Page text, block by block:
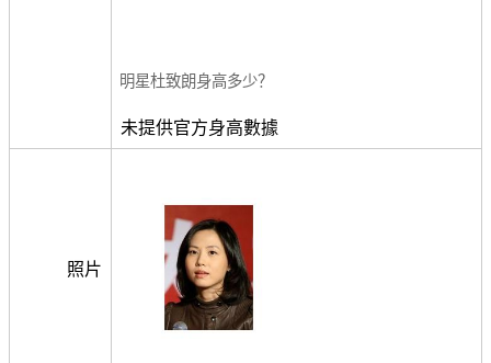
明星杜致朗身高多少？
未提供官方身高數據
照片